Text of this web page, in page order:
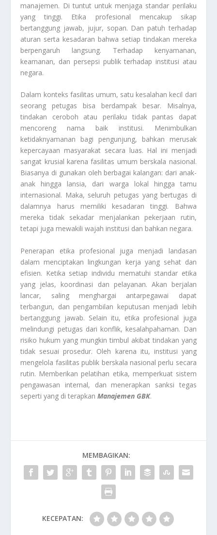
manajemen. Di tuntut untuk menjaga standar perilaku
yang tinggi. Etika profesional mencakup sikap
bertanggung jawab, jujur, sopan. Dan patuh terhadap
aturan serta kesadaran bahwa setiap tindakan mereka
berpengaruh langsung. Terhadap kenyamanan,
keamanan, dan persepsi publik terhadap institusi atau
negara.
Dalam konteks fasilitas umum, satu kesalahan kecil dari
seorang petugas bisa berdampak besar. Misalnya,
tindakan ceroboh atau perilaku tidak pantas dapat
mencoreng nama baik institusi. Menimbulkan
ketidaknyamanan bagi pengunjung, bahkan merusak
kepercayaan masyarakat secara luas. Hal ini menjadi
sangat krusial karena fasilitas umum berskala nasional.
Biasanya di gunakan oleh berbagai kalangan: dari anak-
anak hingga lansia, dari warga lokal hingga tamu
internasional. Maka, seluruh petugas yang bertugas di
dalamnya harus memiliki kesadaran tinggi. Bahwa
mereka tidak sekadar menjalankan pekerjaan rutin,
tetapi juga mewakili wajah institusi dan bahkan negara.
Penerapan etika profesional juga menjadi landasan
dalam menciptakan lingkungan kerja yang sehat dan
efisien. Ketika setiap individu mematuhi standar etika
yang jelas, koordinasi dan pelayanan. Akan berjalan
lancar, saling menghargai antarpegawai dapat
terbangun, dan pengambilan keputusan menjadi lebih
bertanggung jawab. Selain itu, etika profesional juga
melindungi petugas dari konflik, kesalahpahaman. Dan
risiko hukum yang mungkin timbul akibat tindakan yang
tidak sesuai prosedur. Oleh karena itu, institusi yang
mengelola fasilitas publik berskala nasional perlu secara
rutin. Memberikan pelatihan etika, memperkuat sistem
pengawasan internal, dan menerapkan sanksi tegas
seperti yang di terapkanManajemen GBK.
MEMBAGIKAN:
KECEPATAN: